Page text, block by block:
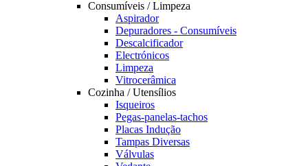
Consumíveis / Limpeza
Aspirador
Depuradores - Consumíveis
Descalcificador
Electrónicos
Limpeza
Vitrocerâmica
Cozinha / Utensílios
Isqueiros
Pegas-panelas-tachos
Placas Indução
Tampas Diversas
Válvulas